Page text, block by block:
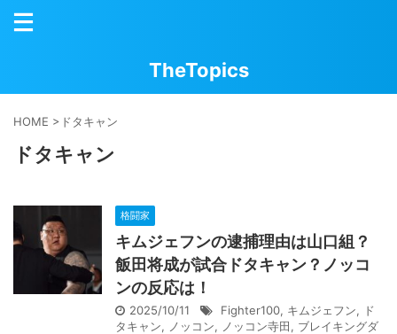
TheTopics
HOME > ドタキャン
ドタキャン
格闘家
キムジェフンの逮捕理由は山口組？
飯田将成が試合ドタキャン？ノッコ
ンの反応は！
2025/10/11 Fighter100, キムジェフン, ド
タキャン, ノッコン, ノッコン寺田, ブレイキングダ